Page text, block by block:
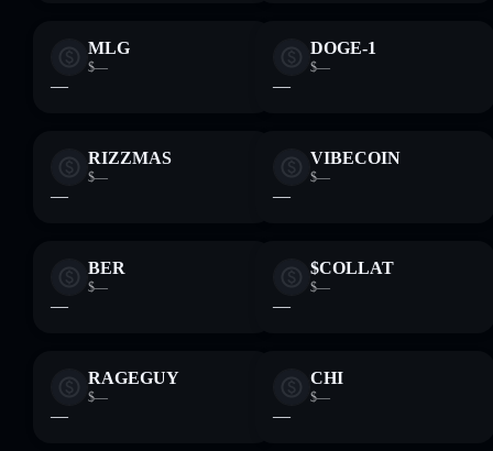
MLG
$—
—
DOGE-1
$—
—
RIZZMAS
$—
—
VIBECOIN
$—
—
BER
$—
—
$COLLAT
$—
—
RAGEGUY
$—
—
CHI
$—
—